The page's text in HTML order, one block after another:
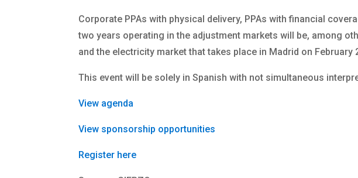
Corporate PPAs with physical delivery, PPAs with financial
two years operating in the adjustment markets will be, among
and the electricity market that takes place in Madrid on February
This event will be solely in Spanish with not simultaneous
View agenda
View sponsorship opportunities
Register here